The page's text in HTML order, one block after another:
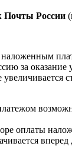
Почты России
за оказание
оплаты